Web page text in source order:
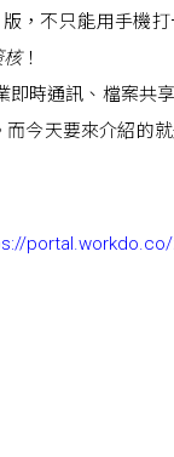
，不只能用手機
核！
即時通訊、檔案共
今天要來介紹的